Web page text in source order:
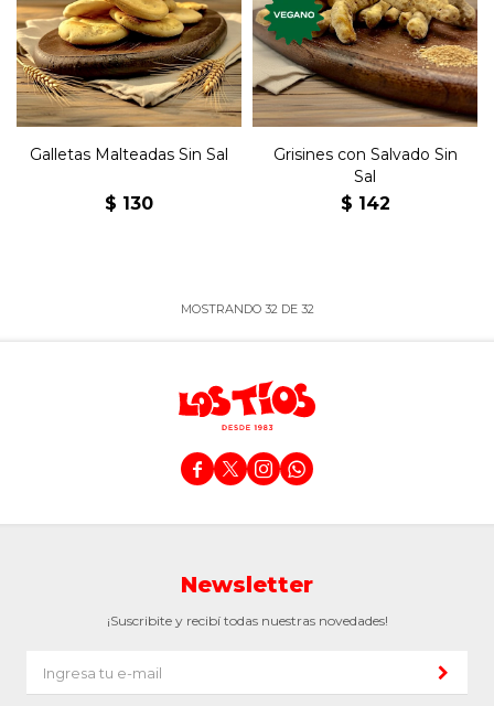
malteadas de toda nuestra
vida sin sal.
Galletas Malteadas Sin Sal
$ 130
Grisines con salvado sin sal
veganos.
Grisines con Salvado Sin
Sal
$ 142
MOSTRANDO 32DE 32
   
Newsletter
¡Suscribite y recibí todas nuestras novedades!